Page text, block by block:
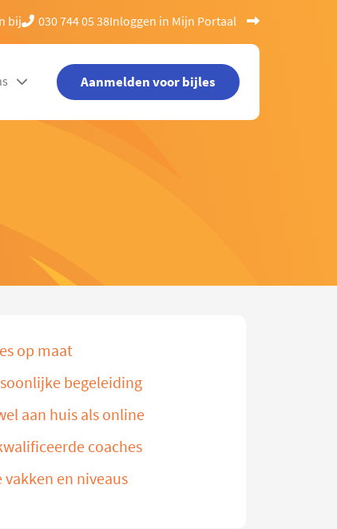
bij 030 744 05 38Inloggen in Mijn Portaal
Aanmelden voor bijles
op maat
begeleiding
aan huis als online
coaches
vakken en niveaus